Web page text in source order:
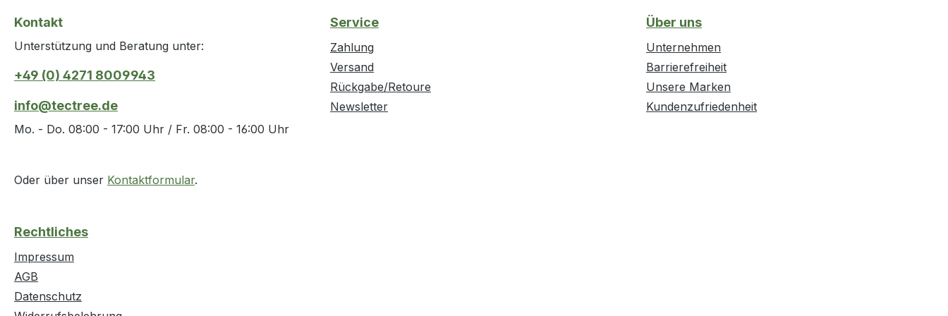
Kontakt
Unterstützung und Beratung unter:
+49 (0) 4271 8009943
info@tectree.de
Mo. - Do. 08:00 - 17:00 Uhr / Fr. 08:00 - 16:00 Uhr
Oder über unser Kontaktformular.
Service
Zahlung
Versand
Rückgabe/Retoure
Newsletter
Über uns
Unternehmen
Barrierefreiheit
Unsere Marken
Kundenzufriedenheit
Rechtliches
Impressum
AGB
Datenschutz